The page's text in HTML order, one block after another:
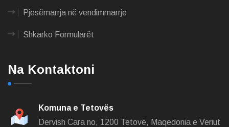
Pjesëmarrja në vendimmarrje
Shkarko Formularët
Na Kontaktoni
Komuna e Tetovës
Dervish Cara no, 1200 Tetovë, Maqedonia e Veriut